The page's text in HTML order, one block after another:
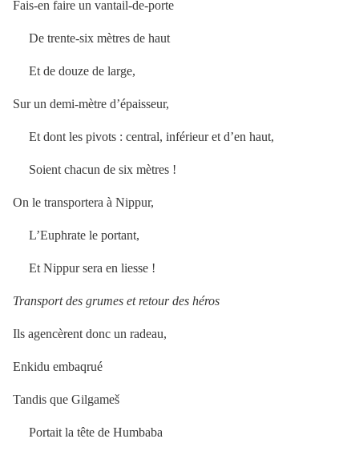
Fais-en faire un vantail-de-porte
De trente-six mètres de haut
Et de douze de large,
Sur un demi-mètre d’épaisseur,
Et dont les pivots : central, inférieur et d’en haut,
Soient chacun de six mètres !
On le transportera à Nippur,
L’Euphrate le portant,
Et Nippur sera en liesse !
Transport des grumes et retour des héros
Ils agencèrent donc un radeau,
Enkidu embaqrué
Tandis que Gilgameš
Portait la tête de Humbaba